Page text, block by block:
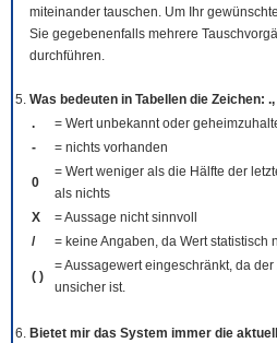
miteinander tauschen. Um Ihr
Sie gegebenenfalls mehrere
durchführen.
Was bedeuten in Tabellen die Zeichen: .,
.
= Wert unbekannt oder
-
= nichts vorhanden
0
= Wert weniger als die Hälfte der
als nichts
X
= Aussage nicht sinnvoll
/
= keine Angaben, da Wert statistisch
( )
= Aussagewert eingeschränkt, da
unsicher ist.
Bietet mir das System immer die